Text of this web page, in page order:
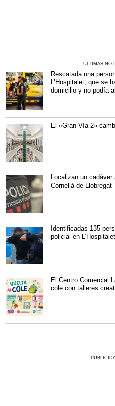
ÚLTIMAS
Rescatada una
L’Hospitalet, que se
domicilio y no podía
El «Gran Vía 2»
Localizan un
Cornellà de Llobregat
Identificadas 135
policial en
El Centro Comercial
cole con talleres